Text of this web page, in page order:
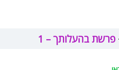
פרשת בהעלותך – 1